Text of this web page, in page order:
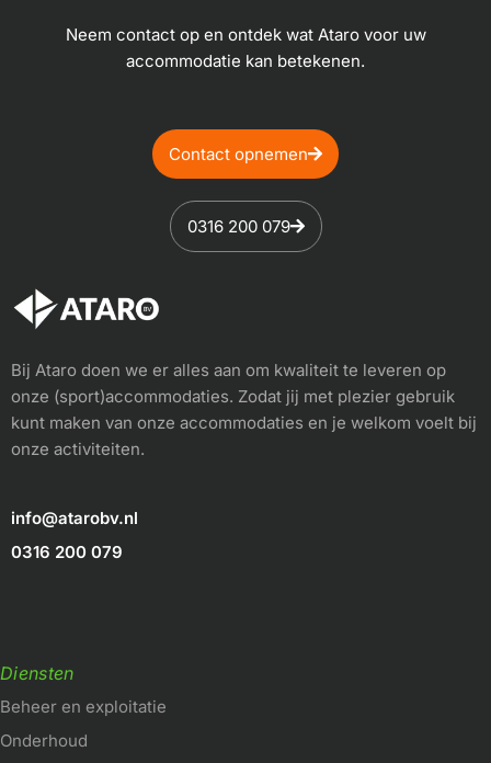
Neem contact op en ontdek wat Ataro voor uw
accommodatie kan betekenen.
Contact opnemen
0316 200 079
Bij Ataro doen we er alles aan om kwaliteit te leveren op
onze (sport)accommodaties. Zodat jij met plezier gebruik
kunt maken van onze accommodaties en je welkom voelt bij
onze activiteiten.
info@atarobv.nl
0316 200 079
Diensten
Beheer en exploitatie
Onderhoud